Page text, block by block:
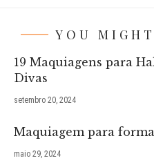
YOU
19 Maquiagens para
Divas
setembro 20, 2024
Maquiagem para
maio 29, 2024